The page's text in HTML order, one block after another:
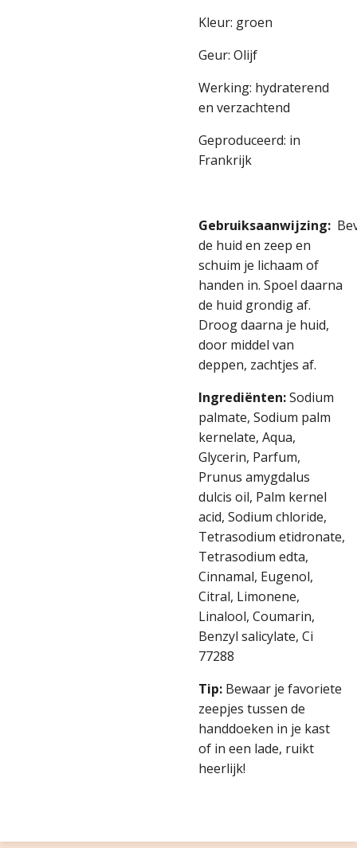
Kleur: groen
Geur: Olijf
Werking: hydraterend
en verzachtend
Geproduceerd: in
Frankrijk
Gebruiksaanwijzing:
de huid en zeep en
schuim je lichaam of
handen in. Spoel daarna
de huid grondig af.
Droog daarna je huid,
door middel van
deppen, zachtjes af.
Ingrediënten:Sodium
palmate, Sodium palm
kernelate, Aqua,
Glycerin, Parfum,
Prunus amygdalus
dulcis oil, Palm kernel
acid, Sodium chloride,
Tetrasodium etidronate,
Tetrasodium edta,
Cinnamal, Eugenol,
Citral, Limonene,
Linalool, Coumarin,
Benzyl salicylate, Ci
77288
Tip: Bewaar je favoriete
zeepjes tussen de
handdoeken in je kast
of in een lade, ruikt
heerlijk!